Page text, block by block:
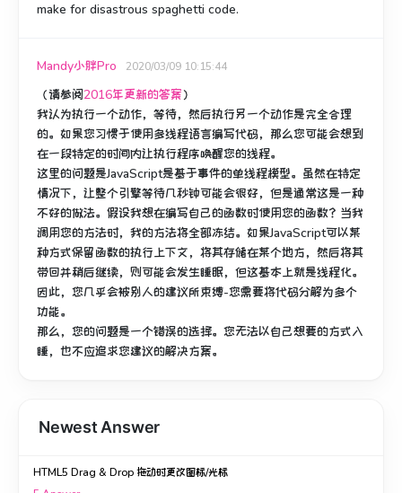
make for disastrous spaghetti code.
Mandy小胖Pro 2020/03/09 10:15:44
（请参阅2016年更新的答案）
我认为执行一个动作，等待，然后执行另一个动作是完全合理
的。 如果您习惯于使用多线程语言编写代码，那么您可能会想到
在一段特定的时间内让执行程序唤醒您的线程。
这里的问题是JavaScript是基于事件的单线程模型。 虽然在特定
情况下，让整个引擎等待几秒钟可能会很好，但是通常这是一种
不好的做法。 假设我想在编写自己的函数时使用您的函数？ 当我
调用您的方法时，我的方法将全部冻结。 如果JavaScript可以某
种方式保留函数的执行上下文，将其存储在某个地方，然后将其
带回并稍后继续，则可能会发生睡眠，但这基本上就是线程化。
因此，您几乎会被别人的建议所束缚-您需要将代码分解为多个
功能。
那么，您的问题是一个错误的选择。 您无法以自己想要的方式入
睡，也不应追求您建议的解决方案。
Newest Answer
HTML5 Drag & Drop 拖动时更改图标/光标